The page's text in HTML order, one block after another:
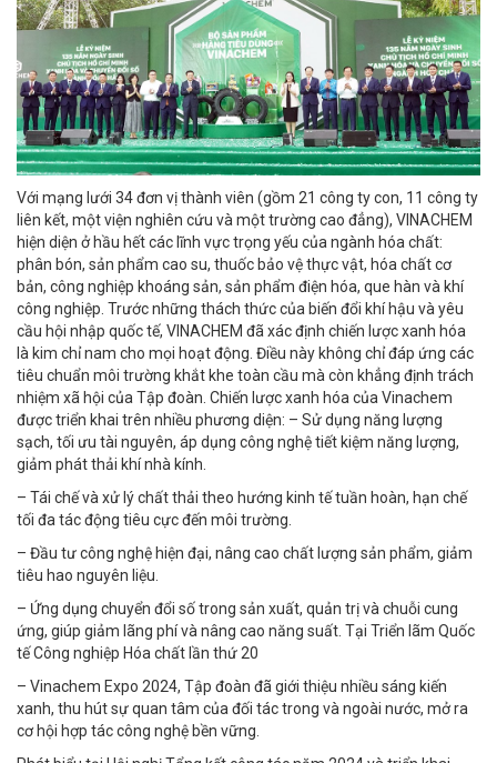
Với mạng lưới 34 đơn vị thành viên (gồm 21 công ty con, 11 công ty
liên kết, một viện nghiên cứu và một trường cao đẳng), VINACHEM
hiện diện ở hầu hết các lĩnh vực trọng yếu của ngành hóa chất:
phân bón, sản phẩm cao su, thuốc bảo vệ thực vật, hóa chất cơ
bản, công nghiệp khoáng sản, sản phẩm điện hóa, que hàn và khí
công nghiệp. Trước những thách thức của biến đổi khí hậu và yêu
cầu hội nhập quốc tế, VINACHEM đã xác định chiến lược xanh hóa
là kim chỉ nam cho mọi hoạt động. Điều này không chỉ đáp ứng các
tiêu chuẩn môi trường khắt khe toàn cầu mà còn khẳng định trách
nhiệm xã hội của Tập đoàn. Chiến lược xanh hóa của Vinachem
được triển khai trên nhiều phương diện: – Sử dụng năng lượng
sạch, tối ưu tài nguyên, áp dụng công nghệ tiết kiệm năng lượng,
giảm phát thải khí nhà kính.
– Tái chế và xử lý chất thải theo hướng kinh tế tuần hoàn, hạn chế
tối đa tác động tiêu cực đến môi trường.
– Đầu tư công nghệ hiện đại, nâng cao chất lượng sản phẩm, giảm
tiêu hao nguyên liệu.
– Ứng dụng chuyển đổi số trong sản xuất, quản trị và chuỗi cung
ứng, giúp giảm lãng phí và nâng cao năng suất. Tại Triển lãm Quốc
tế Công nghiệp Hóa chất lần thứ 20
– Vinachem Expo 2024, Tập đoàn đã giới thiệu nhiều sáng kiến
xanh, thu hút sự quan tâm của đối tác trong và ngoài nước, mở ra
cơ hội hợp tác công nghệ bền vững.